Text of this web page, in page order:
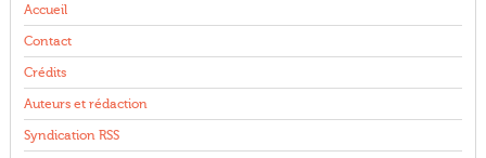
Accueil
Contact
Crédits
Auteurs et rédaction
Syndication RSS